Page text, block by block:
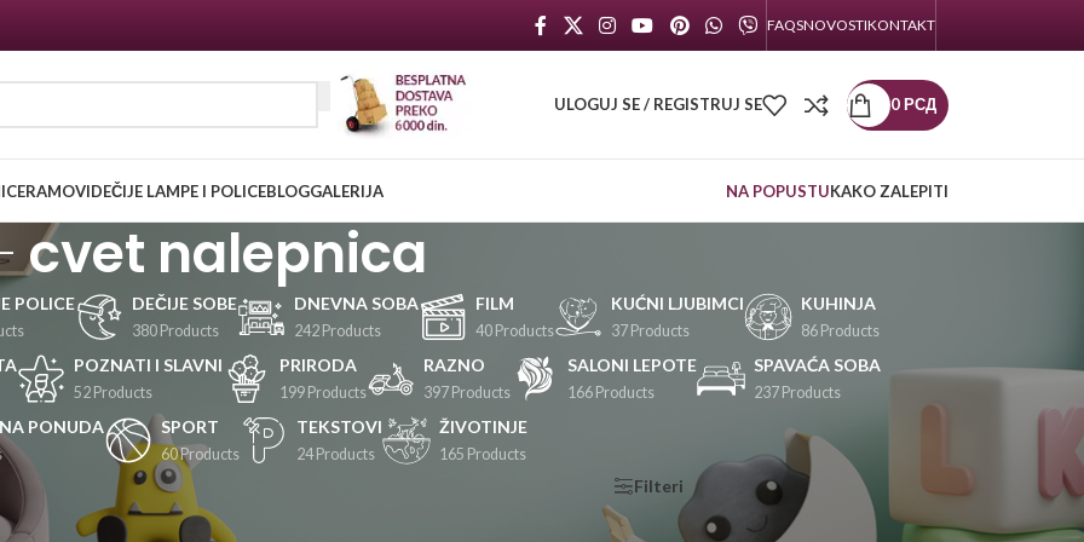
FAQSNOVOSTIKONTAKT
ULOGUJ SE / REGISTRUJ SE 0РСД
RAMOVIDEČIJE LAMPE I POLICEBLOGGALERIJA NA POPUSTUKAKO ZALEPITI
cvet nalepnica
POLICE DEČIJE SOBE
380 Products
DNEVNA SOBA
242 Products
FILM
40 Products
KUĆNI LJUBIMCI
37 Products
KUHINJA
86 Products
POZNATI I SLAVNI
52 Products
PRIRODA
199 Products
RAZNO
397 Products
SALONI LEPOTE
166 Products
SPAVAĆA SOBA
237 Products
PONUDA SPORT
60 Products
TEKSTOVI
24 Products
ŽIVOTINJE
165 Products
Filteri
KATEGORIJE
PROIZVODA